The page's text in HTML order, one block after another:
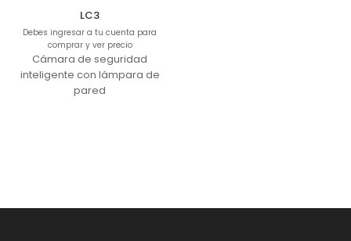
LC3
Debes ingresar a tu cuenta para
comprar y ver precio
Cámara de seguridad
inteligente con lámpara de
pared